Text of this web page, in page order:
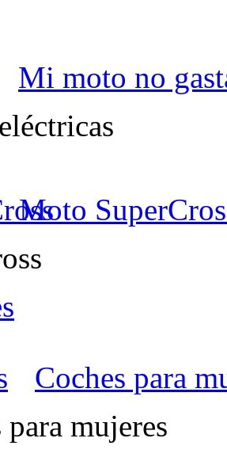
Mi moto no
Moto
Coches para
para mujeres